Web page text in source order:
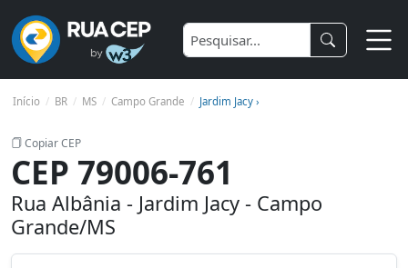
Início BR MS Campo Grande Jardim Jacy ›
Copiar CEP
CEP 79006-761
Rua Albânia - Jardim Jacy - Campo
Grande/MS